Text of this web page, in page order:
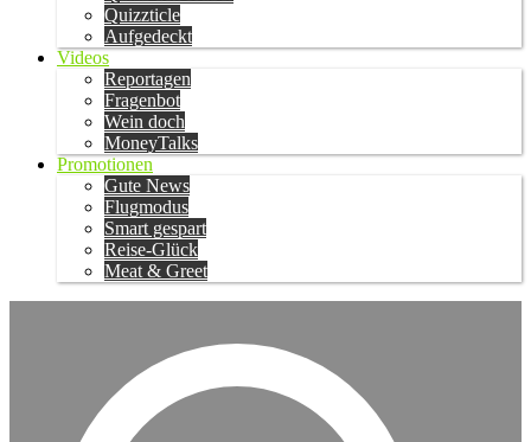
Quizzticle
Aufgedeckt
Videos
Reportagen
Fragenbot
Wein doch
MoneyTalks
Promotionen
Gute News
Flugmodus
Smart gespart
Reise-Glück
Meat & Greet